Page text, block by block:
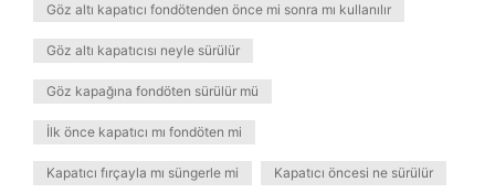
Göz altı kapatıcı fondötenden önce mi sonra mı kullanılır
Göz altı kapatıcısı neyle sürülür
Göz kapağına fondöten sürülür mü
İlk önce kapatıcı mı fondöten mi
Kapatıcı fırçayla mı süngerle mi Kapatıcı öncesi ne sürülür